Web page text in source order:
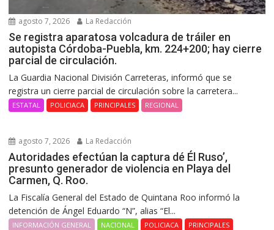
agosto 7, 2026 La Redacción
Se registra aparatosa volcadura de tráiler en
autopista Córdoba-Puebla, km. 224+200; hay cierre
parcial de circulación.
La Guardia Nacional División Carreteras, informó que se
registra un cierre parcial de circulación sobre la carretera...
ESTATAL POLICIACA PRINCIPALES REGIONAL
agosto 7, 2026 La Redacción
Autoridades efectúan la captura dé Él Ruso’,
presunto generador de violencia en Playa del
Carmen, Q. Roo.
La Fiscalía General del Estado de Quintana Roo informó la
detención de Ángel Eduardo “N”, alias “El...
INFORMACIÓN GENERAL NACIONAL POLICIACA PRINCIPALES